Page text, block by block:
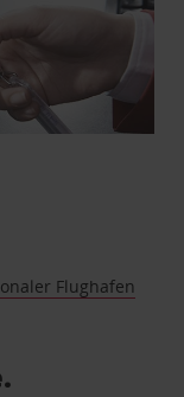
Flughafen